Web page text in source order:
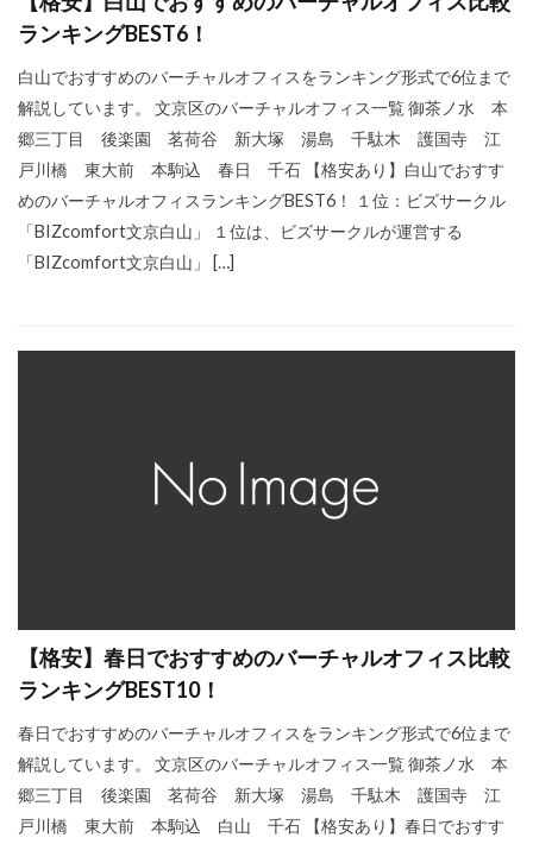
ランキングBEST6！
白山でおすすめのバーチャルオフィスをランキング形式で6位まで
解説しています。 文京区のバーチャルオフィス一覧 御茶ノ水 本
郷三丁目 後楽園 茗荷谷 新大塚 湯島 千駄木 護国寺 江
戸川橋 東大前 本駒込 春日 千石 【格安あり】白山でおすす
めのバーチャルオフィスランキングBEST6！ １位：ビズサークル
「BIZcomfort文京白山」 １位は、ビズサークルが運営する
「BIZcomfort文京白山」 […]
【格安】春日でおすすめのバーチャルオフィス比較
ランキングBEST10！
春日でおすすめのバーチャルオフィスをランキング形式で6位まで
解説しています。 文京区のバーチャルオフィス一覧 御茶ノ水 本
郷三丁目 後楽園 茗荷谷 新大塚 湯島 千駄木 護国寺 江
戸川橋 東大前 本駒込 白山 千石 【格安あり】春日でおすす